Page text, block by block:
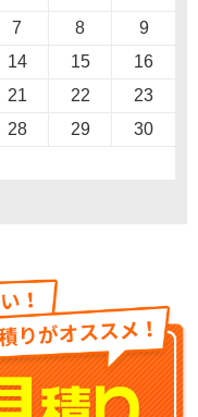
7 8
9
14 15
16
21 22
23
28 29
30